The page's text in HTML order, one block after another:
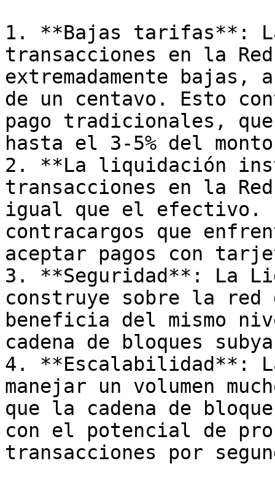
1. **Bajas tarifas**:
transacciones en la
extremadamente bajas,
de un centavo. Esto
pago tradicionales,
hasta el 3-5% del
2. **La liquidación
transacciones en la
igual que el efectivo.
contracargos que
aceptar pagos con
3. **Seguridad**: La
construye sobre la
beneficia del mismo
cadena de bloques
4. **Escalabilidad**:
manejar un volumen
que la cadena de
con el potencial de
transacciones por